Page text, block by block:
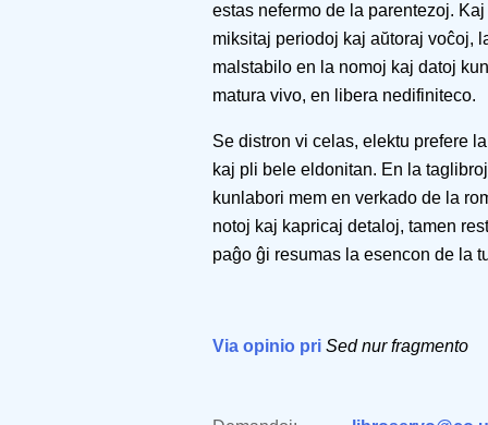
estas nefermo de la parentezoj.
miksitaj periodoj kaj aŭtoraj voĉoj,
malstabilo en la nomoj kaj datoj
matura vivo, en libera nedifiniteco.
Se distron vi celas, elektu prefere
kaj pli bele eldonitan. En la
kunlabori mem en verkado de la
notoj kaj kapricaj detaloj, tamen
paĝo ĝi resumas la esencon de la
Via opinio pri Sed nur fragmento